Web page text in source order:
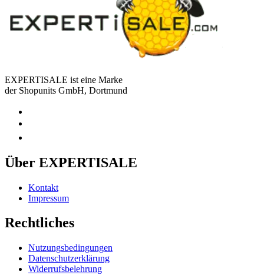
EXPERTISALE ist eine Marke
der Shopunits GmbH, Dortmund
Über EXPERTISALE
Kontakt
Impressum
Rechtliches
Nutzungsbedingungen
Datenschutzerklärung
Widerrufsbelehrung